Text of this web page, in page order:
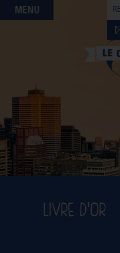
QUI
QUE
NOS
LIVRE D'OR